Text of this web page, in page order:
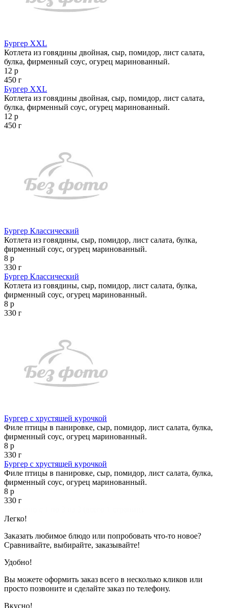
Бургер XXL
Котлета из говядины двойная, сыр, помидор, лист салата,
булка, фирменный соус, огурец маринованный.
12 р
450 г
Бургер XXL
Котлета из говядины двойная, сыр, помидор, лист салата,
булка, фирменный соус, огурец маринованный.
12 р
450 г
Бургер Классический
Котлета из говядины, сыр, помидор, лист салата, булка,
фирменный соус, огурец маринованный.
8 р
330 г
Бургер Классический
Котлета из говядины, сыр, помидор, лист салата, булка,
фирменный соус, огурец маринованный.
8 р
330 г
Бургер с хрустящей курочкой
Филе птицы в панировке, сыр, помидор, лист салата, булка,
фирменный соус, огурец маринованный.
8 р
330 г
Бургер с хрустящей курочкой
Филе птицы в панировке, сыр, помидор, лист салата, булка,
фирменный соус, огурец маринованный.
8 р
330 г
Легко!
Заказать любимое блюдо или попробовать что-то новое?
Сравнивайте, выбирайте, заказывайте!
Удобно!
Вы можете оформить заказ всего в несколько кликов или
просто позвоните и сделайте заказ по телефону.
Вкусно!